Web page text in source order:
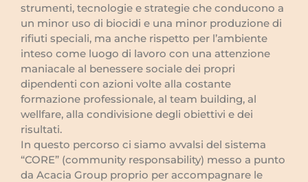
strumenti, tecnologie e strategie che conducono a
un minor uso di biocidi e una minor produzione di
rifiuti speciali, ma anche rispetto per l’ambiente
inteso come luogo di lavoro con una attenzione
maniacale al benessere sociale dei propri
dipendenti con azioni volte alla costante
formazione professionale, al team building, al
wellfare, alla condivisione degli obiettivi e dei
risultati.
In questo percorso ci siamo avvalsi del sistema
“CORE” (community responsability) messo a punto
da Acacia Group proprio per accompagnare le